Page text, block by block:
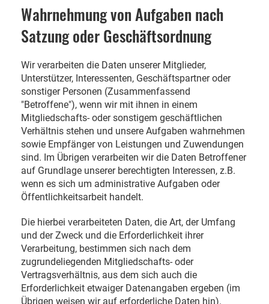
Wahrnehmung von Aufgaben nach
Satzung oder Geschäftsordnung
Wir verarbeiten die Daten unserer Mitglieder,
Unterstützer, Interessenten, Geschäftspartner oder
sonstiger Personen (Zusammenfassend
"Betroffene"), wenn wir mit ihnen in einem
Mitgliedschafts- oder sonstigem geschäftlichen
Verhältnis stehen und unsere Aufgaben wahrnehmen
sowie Empfänger von Leistungen und Zuwendungen
sind. Im Übrigen verarbeiten wir die Daten Betroffener
auf Grundlage unserer berechtigten Interessen, z.B.
wenn es sich um administrative Aufgaben oder
Öffentlichkeitsarbeit handelt.
Die hierbei verarbeiteten Daten, die Art, der Umfang
und der Zweck und die Erforderlichkeit ihrer
Verarbeitung, bestimmen sich nach dem
zugrundeliegenden Mitgliedschafts- oder
Vertragsverhältnis, aus dem sich auch die
Erforderlichkeit etwaiger Datenangaben ergeben (im
Übrigen weisen wir auf erforderliche Daten hin).